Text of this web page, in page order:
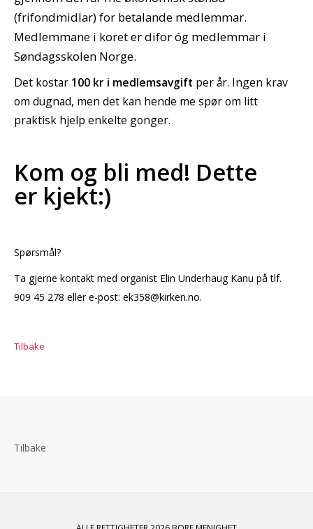
(frifondmidlar) for betalande medlemmar.
Medlemmane i koret er difor óg medlemmar i
Søndagsskolen Norge.
Det kostar 100 kr i medlemsavgift per år. Ingen krav
om dugnad, men det kan hende me spør om litt
praktisk hjelp enkelte gonger.
Kom og bli med! Dette
er kjekt:)
Spørsmål?
Ta gjerne kontakt med organist Elin Underhaug Kanu på tlf.
909 45 278 eller e-post: ek358@kirken.no.
Tilbake
Tilbake